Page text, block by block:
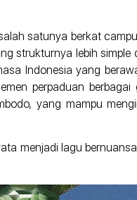
satunya berkat
strukturnya lebih
Indonesia yang
perpaduan
yang mampu
menjadi lagu